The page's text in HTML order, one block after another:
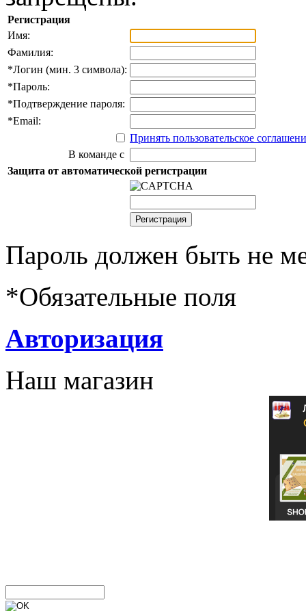
Регистрация
Имя:
Фамилия:
*Логин (мин. 3 символа):
*Пароль:
*Подтверждение пароля:
*Email:
Принять пользовательское
В команде с
Защита от автоматической регистрации
Пароль должен быть не
*Обязательные поля
Авторизация
Наш магазин